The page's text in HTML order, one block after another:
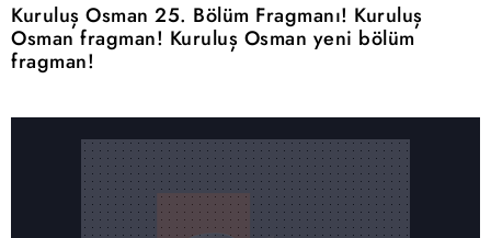
Kuruluş Osman 25. Bölüm Fragmanı! Kuruluş
Osman fragman! Kuruluş Osman yeni bölüm
fragman!